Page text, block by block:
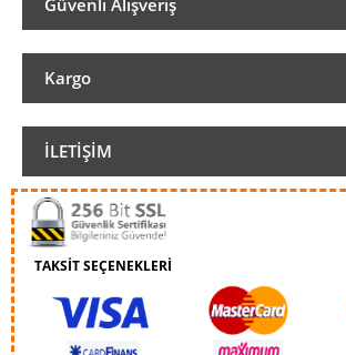
Güvenli Alışveriş
Kargo
İLETIŞIM
TAKSİT SEÇENEKLERİ